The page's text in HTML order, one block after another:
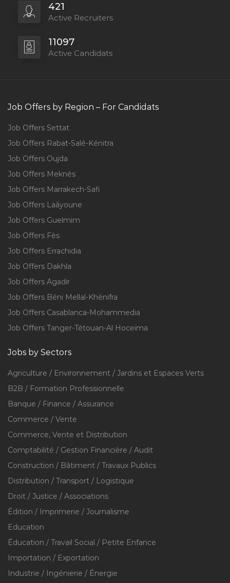
421
Active Recruiters
11097
Active Candidats
Job Offers by Region – For Candidats
Job Offers Settat
Job Offers Rabat-Salé-Kénitra
Job Offers Oujda
Job Offers Meknès
Job Offers Marrakech-Safi
Job Offers Laâyoune
Job Offers Guelmim
Job Offers Fès
Job Offers Errachidia
Job Offers Dakhla
Job Offers Agadir
Job Offers Béni Mellal-Khénifra
Job Offers Casablanca-Mohammedia
Job Offers Tanger-Tétouan-Al Hoceïma
Jobs by Sectors
Agriculture / Environnement / Jardins et Espaces Verts
B2B / Formation Professionnelle
Banque / Finance / Assurance
Commerce / Vente
Commerce, Vente et Distribution
Comptabilité / Gestion Financière / Audit
Construction / Bâtiment / Travaux Publics
Distribution / Transport / Logistique
Droit / Justice / Associations
Édition / Imprimerie / Journalisme
Education
Éducation / Travail Social / Petite Enfance
Importation / Exportation
Industrie / Ingénierie / Énergie